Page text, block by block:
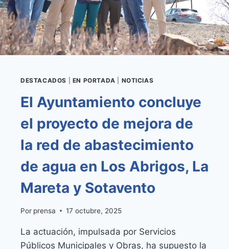
SANTA
RITA
DESTACADOS EN PORTADA NOTICIAS
El Ayuntamiento concluye
el proyecto de mejora de
la red de abastecimiento
de agua en Los Abrigos, La
Mareta y Sotavento
Por prensa 17 octubre, 2025
La actuación, impulsada por Servicios
Públicos Municipales y Obras, ha supuesto la